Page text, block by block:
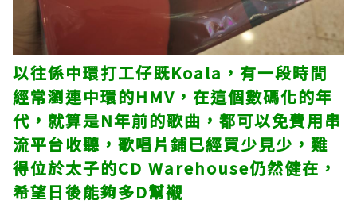
以往係中環打工仔既Koala，有一段時間
經常瀏連中環的HMV，在這個數碼化的年
代，就算是N年前的歌曲，都可以免費用串
流平台收聽，歌唱片鋪已經買少見少，難
得位於太子的CD Warehouse仍然健在，
希望日後能夠多D幫襯